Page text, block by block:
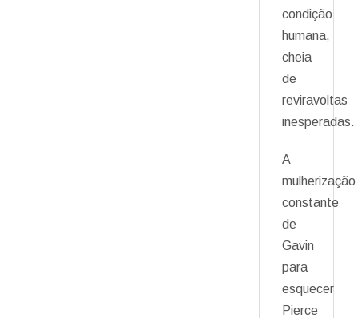
condição
humana,
cheia
de
reviravoltas
inesperadas.
A
mulherização
constante
de
Gavin
para
esquecer
Pierce